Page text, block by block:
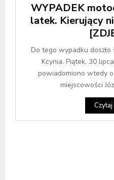
WYPADEK
latek. Kierujący
Do tego wypadku
Kcynia. Piątek, 30
powiadomiono wtedy
miejscowości